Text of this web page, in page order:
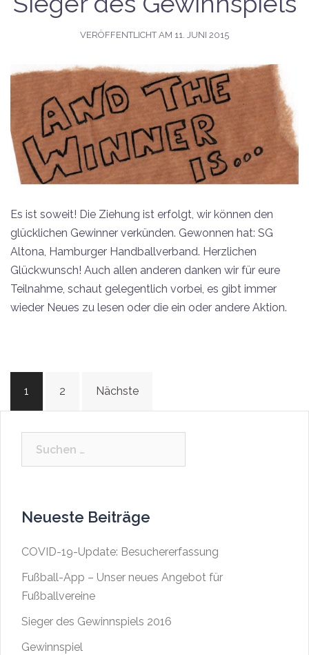
VERÖFFENTLICHT AM 11. JUNI 2015
Es ist soweit! Die Ziehung ist erfolgt, wir können den
glücklichen Gewinner verkünden. Gewonnen hat: SG
Altona, Hamburger Handballverband. Herzlichen
Glückwunsch! Auch allen anderen danken wir für eure
Teilnahme, schaut gelegentlich vorbei, es gibt immer
wieder Neues zu lesen oder die ein oder andere Aktion.
Beitragsnavigation
1 2 Nächste
Neueste Beiträge
COVID-19-Update: Besuchererfassung
Fußball-App – Unser neues Angebot für
Fußballvereine
Sieger des Gewinnspiels 2016
Gewinnspiel